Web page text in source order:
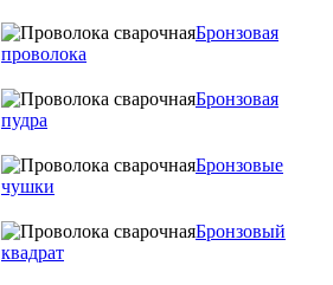
Бронзовая
проволока
Бронзовая
пудра
Бронзовые
чушки
Бронзовый
квадрат